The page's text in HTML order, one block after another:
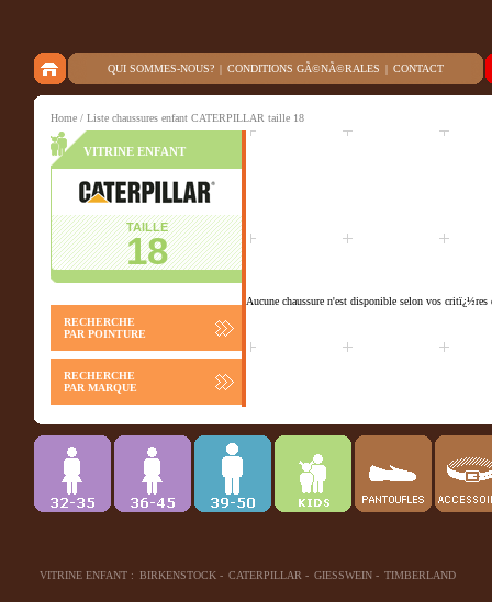
QUI SOMMES-NOUS? | CONDITIONS GÃ©NÃ©RALES | CONTACT
Home / Liste chaussures enfant CATERPILLAR taille 18
VITRINE ENFANT
TAILLE
18
RECHERCHE
PAR POINTURE
RECHERCHE
PAR MARQUE
Aucune chaussure n'est disponible selon vos critï¿½res
VITRINE ENFANT : BIRKENSTOCK - CATERPILLAR - GIESSWEIN - TIMBERLAND